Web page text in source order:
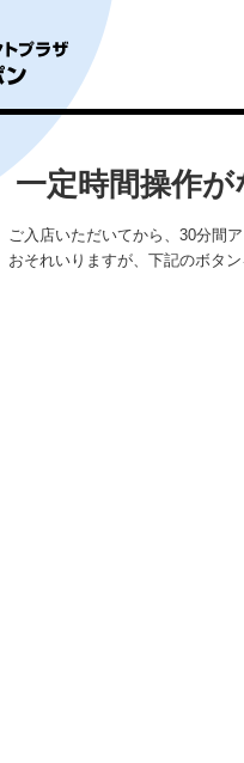
一定時間操作
ご入店いただいてから、30分間
おそれいりますが、下記のボタ